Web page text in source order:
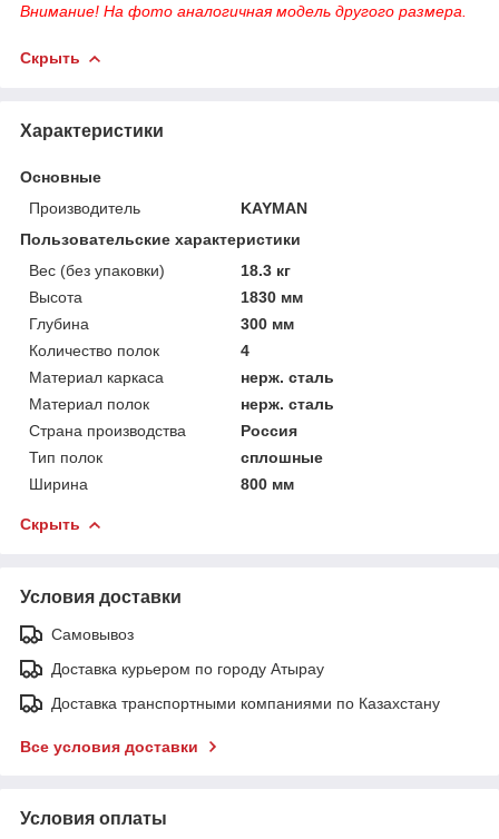
Внимание! На фото аналогичная модель другого размера.
Скрыть
Характеристики
Основные
Производитель
KAYMAN
Пользовательские характеристики
Вес (без упаковки)
18.3 кг
Высота
1830 мм
Глубина
300 мм
Количество полок
4
Материал каркаса
нерж. сталь
Материал полок
нерж. сталь
Страна производства
Россия
Тип полок
сплошные
Ширина
800 мм
Скрыть
Условия доставки
Самовывоз
Доставка курьером по городу Атырау
Доставка транспортными компаниями по Казахстану
Все условия доставки
Условия оплаты